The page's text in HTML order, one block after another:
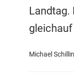
Landtag.
Michael